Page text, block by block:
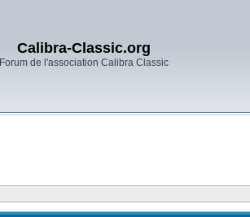
Calibra-Classic.org
Forum de l'association Calibra Classic